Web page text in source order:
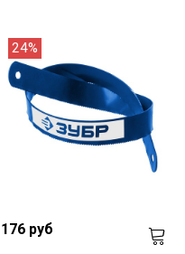
24%
176 руб